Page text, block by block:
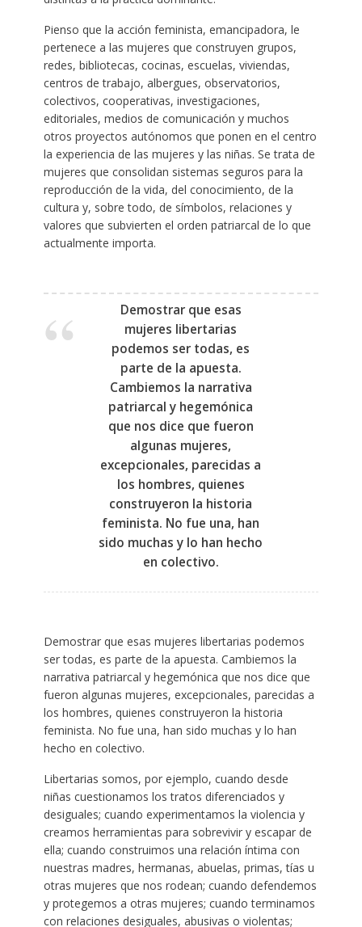
Pienso que la acción feminista, emancipadora, le
pertenece a las mujeres que construyen grupos,
redes, bibliotecas, cocinas, escuelas, viviendas,
centros de trabajo, albergues, observatorios,
colectivos, cooperativas, investigaciones,
editoriales, medios de comunicación y muchos
otros proyectos autónomos que ponen en el centro
la experiencia de las mujeres y las niñas. Se trata de
mujeres que consolidan sistemas seguros para la
reproducción de la vida, del conocimiento, de la
cultura y, sobre todo, de símbolos, relaciones y
valores que subvierten el orden patriarcal de lo que
actualmente importa.
Demostrar que esas
mujeres libertarias
podemos ser todas, es
parte de la apuesta.
Cambiemos la narrativa
patriarcal y hegemónica
que nos dice que fueron
algunas mujeres,
excepcionales, parecidas a
los hombres, quienes
construyeron la historia
feminista. No fue una, han
sido muchas y lo han hecho
en colectivo.
Demostrar que esas mujeres libertarias podemos
ser todas, es parte de la apuesta. Cambiemos la
narrativa patriarcal y hegemónica que nos dice que
fueron algunas mujeres, excepcionales, parecidas a
los hombres, quienes construyeron la historia
feminista. No fue una, han sido muchas y lo han
hecho en colectivo.
Libertarias somos, por ejemplo, cuando desde
niñas cuestionamos los tratos diferenciados y
desiguales; cuando experimentamos la violencia y
creamos herramientas para sobrevivir y escapar de
ella; cuando construimos una relación íntima con
nuestras madres, hermanas, abuelas, primas, tías u
otras mujeres que nos rodean; cuando defendemos
y protegemos a otras mujeres; cuando terminamos
con relaciones desiguales, abusivas o violentas;